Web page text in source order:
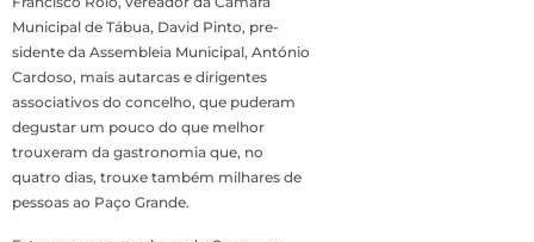
Municipal de Tábua, David Pinto, pre­
sidente da Assembleia Municipal, António
Car­doso, mais autarcas e dirigentes
associativos do concelho, que puderam
degustar um pouco do que melhor
trouxeram da gas­tronomia que, no
quatro dias, trouxe também mil­hares de
pessoas ao Paço Grande.